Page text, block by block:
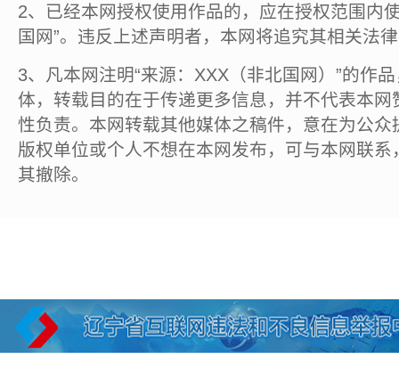
2、已经本网授权使用作品的，应在授权范围内
国网”。违反上述声明者，本网将追究其相关法
3、凡本网注明“来源：XXX（非北国网）”的作
体，转载目的在于传递更多信息，并不代表本
性负责。本网转载其他媒体之稿件，意在为公
版权单位或个人不想在本网发布，可与本网联
其撤除。